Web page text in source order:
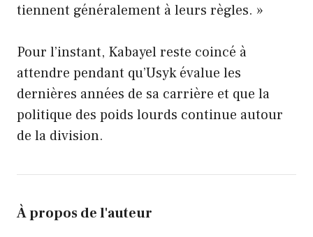
tiennent généralement à leurs règles. »
Pour l’instant, Kabayel reste coincé à
attendre pendant qu’Usyk évalue les
dernières années de sa carrière et que la
politique des poids lourds continue autour
de la division.
À propos de l'auteur